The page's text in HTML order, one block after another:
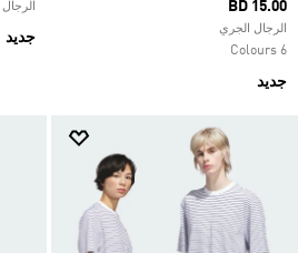
BD 15.00
الرجال الجري
6 Colours
جديد
الرجال Gym & Training
جديد